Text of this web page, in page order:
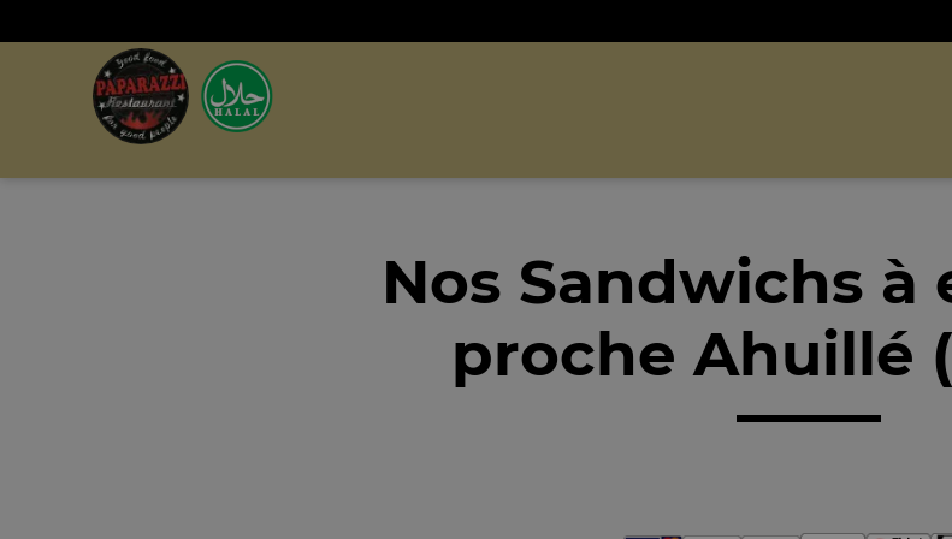
Nos Sandwichs
proche Ahuillé